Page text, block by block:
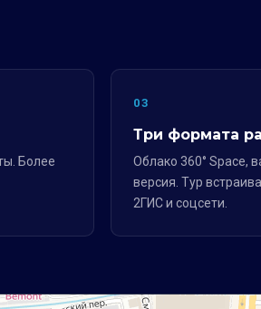
Более
03
Три формата
Облако 360° Space,
версия. Тур
2ГИС и соцсети.